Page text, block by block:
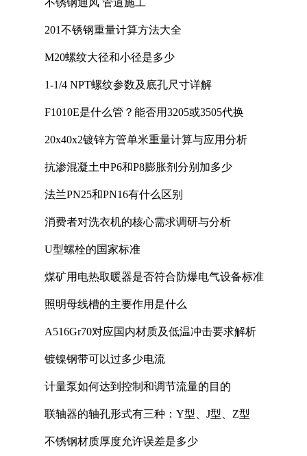
不锈钢通风 管道施工
201不锈钢重量计算方法大全
M20螺纹大径和小径是多少
1-1/4 NPT螺纹参数及底孔尺寸详解
F1010E是什么管？能否用3205或3505代换
20x40x2镀锌方管单米重量计算与应用分析
抗渗混凝土中P6和P8膨胀剂分别加多少
法兰PN25和PN16有什么区别
消费者对洗衣机的核心需求调研与分析
U型螺栓的国家标准
煤矿用电热取暖器是否符合防爆电气设备标准
照明母线槽的主要作用是什么
A516Gr70对应国内材质及低温冲击要求解析
镀镍钢带可以过多少电流
计量泵如何达到控制和调节流量的目的
联轴器的轴孔形式有三种：Y型、J型、Z型
不锈钢材质厚度允许误差是多少